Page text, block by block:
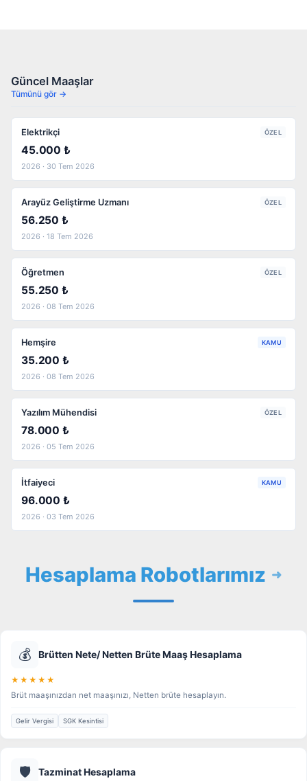
Güncel Maaşlar
Tümünü gör →
Elektrikçi ÖZEL
45.000 ₺
2026 · 30 Tem 2026
Arayüz Geliştirme Uzmanı ÖZEL
56.250 ₺
2026 · 18 Tem 2026
Öğretmen ÖZEL
55.250 ₺
2026 · 08 Tem 2026
Hemşire KAMU
35.200 ₺
2026 · 08 Tem 2026
Yazılım Mühendisi ÖZEL
78.000 ₺
2026 · 05 Tem 2026
İtfaiyeci KAMU
96.000 ₺
2026 · 03 Tem 2026
Hesaplama Robotlarımız
💰 Brütten Nete/ Netten Brüte Maaş Hesaplama
★★★★★
Brüt maaşınızdan net maaşınızı, Netten brüte hesaplayın.
Gelir Vergisi SGK Kesintisi
🛡️ Tazminat Hesaplama